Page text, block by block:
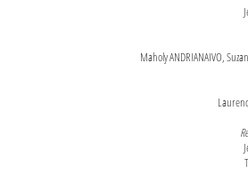
Maholy ANDRIANAIVO,